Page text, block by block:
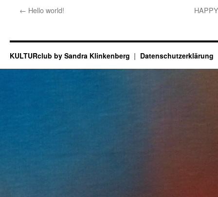
← Hello world!
KULTURclub by Sandra Klinkenberg Datenschutzerklärung